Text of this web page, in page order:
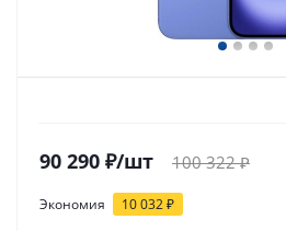
90 290 ₽/шт 100 322₽
Экономия 10 032₽